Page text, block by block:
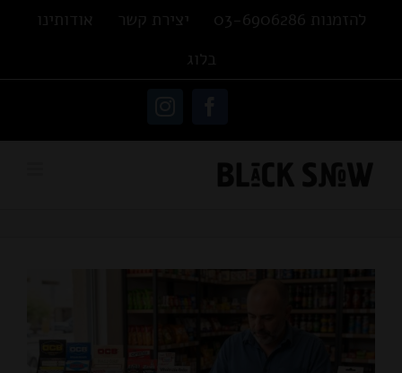
להזמנות 03-6906286 יצירת קשר
אודותינו
בלוג